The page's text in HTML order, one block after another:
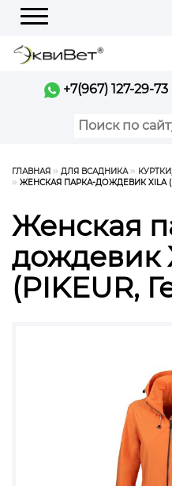
Меню
+7(967) 127-29-73
ГЛАВНАЯ ДЛЯ ВСАДНИКА
ЖЕНСКАЯ ПАРКА-ДОЖДЕВИК XILA
Женская
дождевик
(PIKEUR,